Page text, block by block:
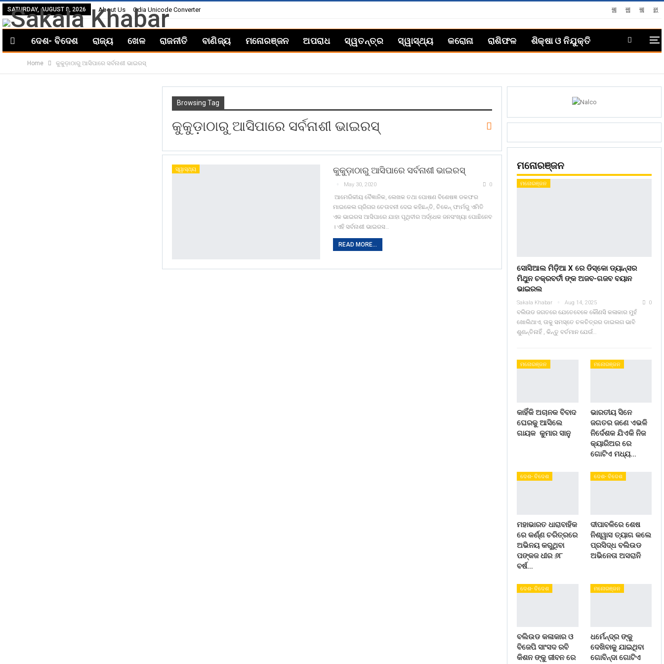
SATURDAY, AUGUST 8, 2026 About Us Odia Unicode Converter
ଦେଶ- ବିଦେଶ ରାଜ୍ୟ ଖେଳ ରାଜନୀତି ବାଣିଜ୍ୟ ମନୋରଞ୍ଜନ ଅପରାଧ ସ୍ୱତନ୍ତ୍ର ସ୍ୱାସ୍ଥ୍ୟ କରୋନା ରାଶିଫଳ ଶିକ୍ଷା ଓ ନିଯୁକ୍ତି
Home କୁକୁଡ଼ାଠାରୁ ଆସିପାରେ ସର୍ବନାଶୀ ଭାଇରସ୍
Browsing Tag
କୁକୁଡ଼ାଠାରୁ ଆସିପାରେ ସର୍ବନାଶୀ ଭାଇରସ୍
ସ୍ୱାସ୍ଥ୍ୟ କୁକୁଡ଼ାଠାରୁ ଆସିପାରେ ସର୍ବନାଶୀ ଭାଇରସ୍
May 30, 2020 0
‌ ଆମେରିକୀୟ ବୈଜ୍ଞାନିକ, ଲେଖକ ତଥା ପୋଷଣ ବିଶେଷଜ୍ଞ ଡକଫର
ମାଇକେଲ ଗ୍ରିଗର ଚେତାବନୀ ଦେଇ କହିଛନ୍ତି, ଚିକେନ୍‌ ଫାର୍ମରୁ ଏମିତି
ଏକ ଭାଇରସ ଆସିପାରେ ଯାହା ପୃଥିବୀର ଅର୍ଦ୍ଧେକ ଜନସଂଖ୍ୟା ପୋଛିନେବ
। ଏହି ସର୍ବନାଶୀ ଭାଇରସ…
READ MORE...
ମନୋରଞ୍ଜନ
ମନୋରଞ୍ଜନ
ସୋସିଆଲ ମିଡ଼ିଆ X ରେ ଡିସ୍କୋ ଡ୍ୟାନ୍ସର
ମିଥୁନ ଚକ୍ରବର୍ତୀ ଙ୍କ ଅଜବ-ଗଜବ ବୟାନ
ଭାଇରଲ
Sakala Khabar Aug 14, 2025 0
ବଲିଉଡ ଜଗତରେ ଯେତେବେଳେ କୌଣସି କଳାକାର ମୁହଁ
ଖୋଲିଥାଏ, ତାକୁ ସମସ୍ତେ ଚଳଚିତ୍ରର ଡାଇଲଗ ଭାବି
ଶୁଣନ୍ତିନାହିଁ , କିନ୍ତୁ ବର୍ତମାନ ଯେଉଁ…
ମନୋରଞ୍ଜନ
କାହିଁକି ଅଚାନକ ବିବାଦ
ଘେରକୁ ଆସିଲେ
ଗାୟକ କୁମାର ସାନୁ
ମନୋରଞ୍ଜନ
ଭାରତୀୟ ସିନେ
ଜଗତର ଜଣେ ଏଭଳି
ନିର୍ଦେଶକ ଯିଏକି ନିଜ
କ୍ୟାରିଅର ରେ
ଗୋଟିଏ ମଧ୍ୟ…
ଦେଶ- ବିଦେଶ
ମହାଭାରତ ଧାରାବାହିକ
ରେ କର୍ଣ୍ଣ ଚରିତ୍ରରେ
ଅଭିନୟ କରୁଥିବା
ପଙ୍କଜ ଧୀର ୬୮
ବର୍ଷ…
ଦେଶ- ବିଦେଶ
ଦୀପାବଳିରେ ଶେଷ
ନିଶ୍ୱାସ ତ୍ୟାଗ କଲେ
ପ୍ରସିଦ୍ଧ ବଲିଉଡ
ଅଭିନେତା ଅସରାନି
ଦେଶ- ବିଦେଶ
ବଲିଉଡ କଳାକାର ଓ
ବିଜେପି ସାଂସଦ ରବି
କିଶନ ଙ୍କୁ ଜୀବନ ରେ
ମନୋରଞ୍ଜନ
ଧର୍ମେନ୍ଦ୍ର ଙ୍କୁ
ଦେଖିବାକୁ ଯାଇଥିବା
ଗୋବିନ୍ଦା ଗୋଟିଏ